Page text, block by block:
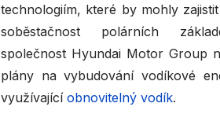
technologiím, které by mohly
soběstačnost polárních
společnost Hyundai Motor Group
plány na vybudování vodíkové
využívající obnovitelný vodík.